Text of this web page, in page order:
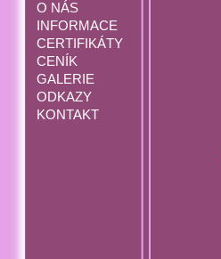
O NÁS
INFORMACE
CERTIFIKÁTY
CENÍK
GALERIE
ODKAZY
KONTAKT